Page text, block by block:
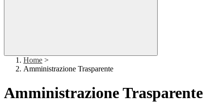
Home >
Amministrazione Trasparente
Amministrazione Trasparente